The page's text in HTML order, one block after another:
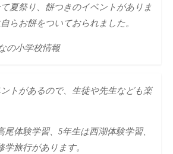
夏祭り、餅つきのイベントがありま
らお餅をついておられました。
の小学校情報
トがあるので、生徒や先生なども楽
尾体験学習、5年生は西湖体験学習、
旅行があります。